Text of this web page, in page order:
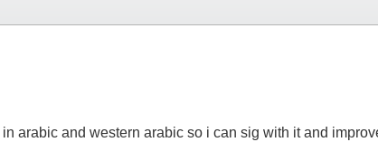
arabic and western arabic so i can sig with it and